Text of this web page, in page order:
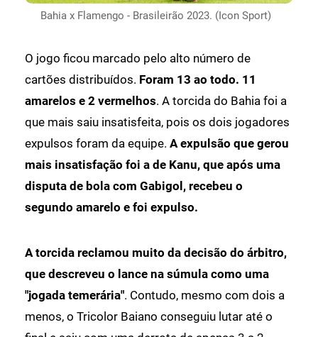
Bahia x Flamengo - Brasileirão 2023. (Icon Sport)
O jogo ficou marcado pelo alto número de
cartões distribuídos. Foram 13 ao todo. 11
amarelos e 2 vermelhos. A torcida do Bahia foi a
que mais saiu insatisfeita, pois os dois jogadores
expulsos foram da equipe. A expulsão que gerou
mais insatisfação foi a de Kanu, que após uma
disputa de bola com Gabigol, recebeu o
segundo amarelo e foi expulso.
A torcida reclamou muito da decisão do árbitro,
que descreveu o lance na súmula como uma
"jogada temerária". Contudo, mesmo com dois a
menos, o Tricolor Baiano conseguiu lutar até o